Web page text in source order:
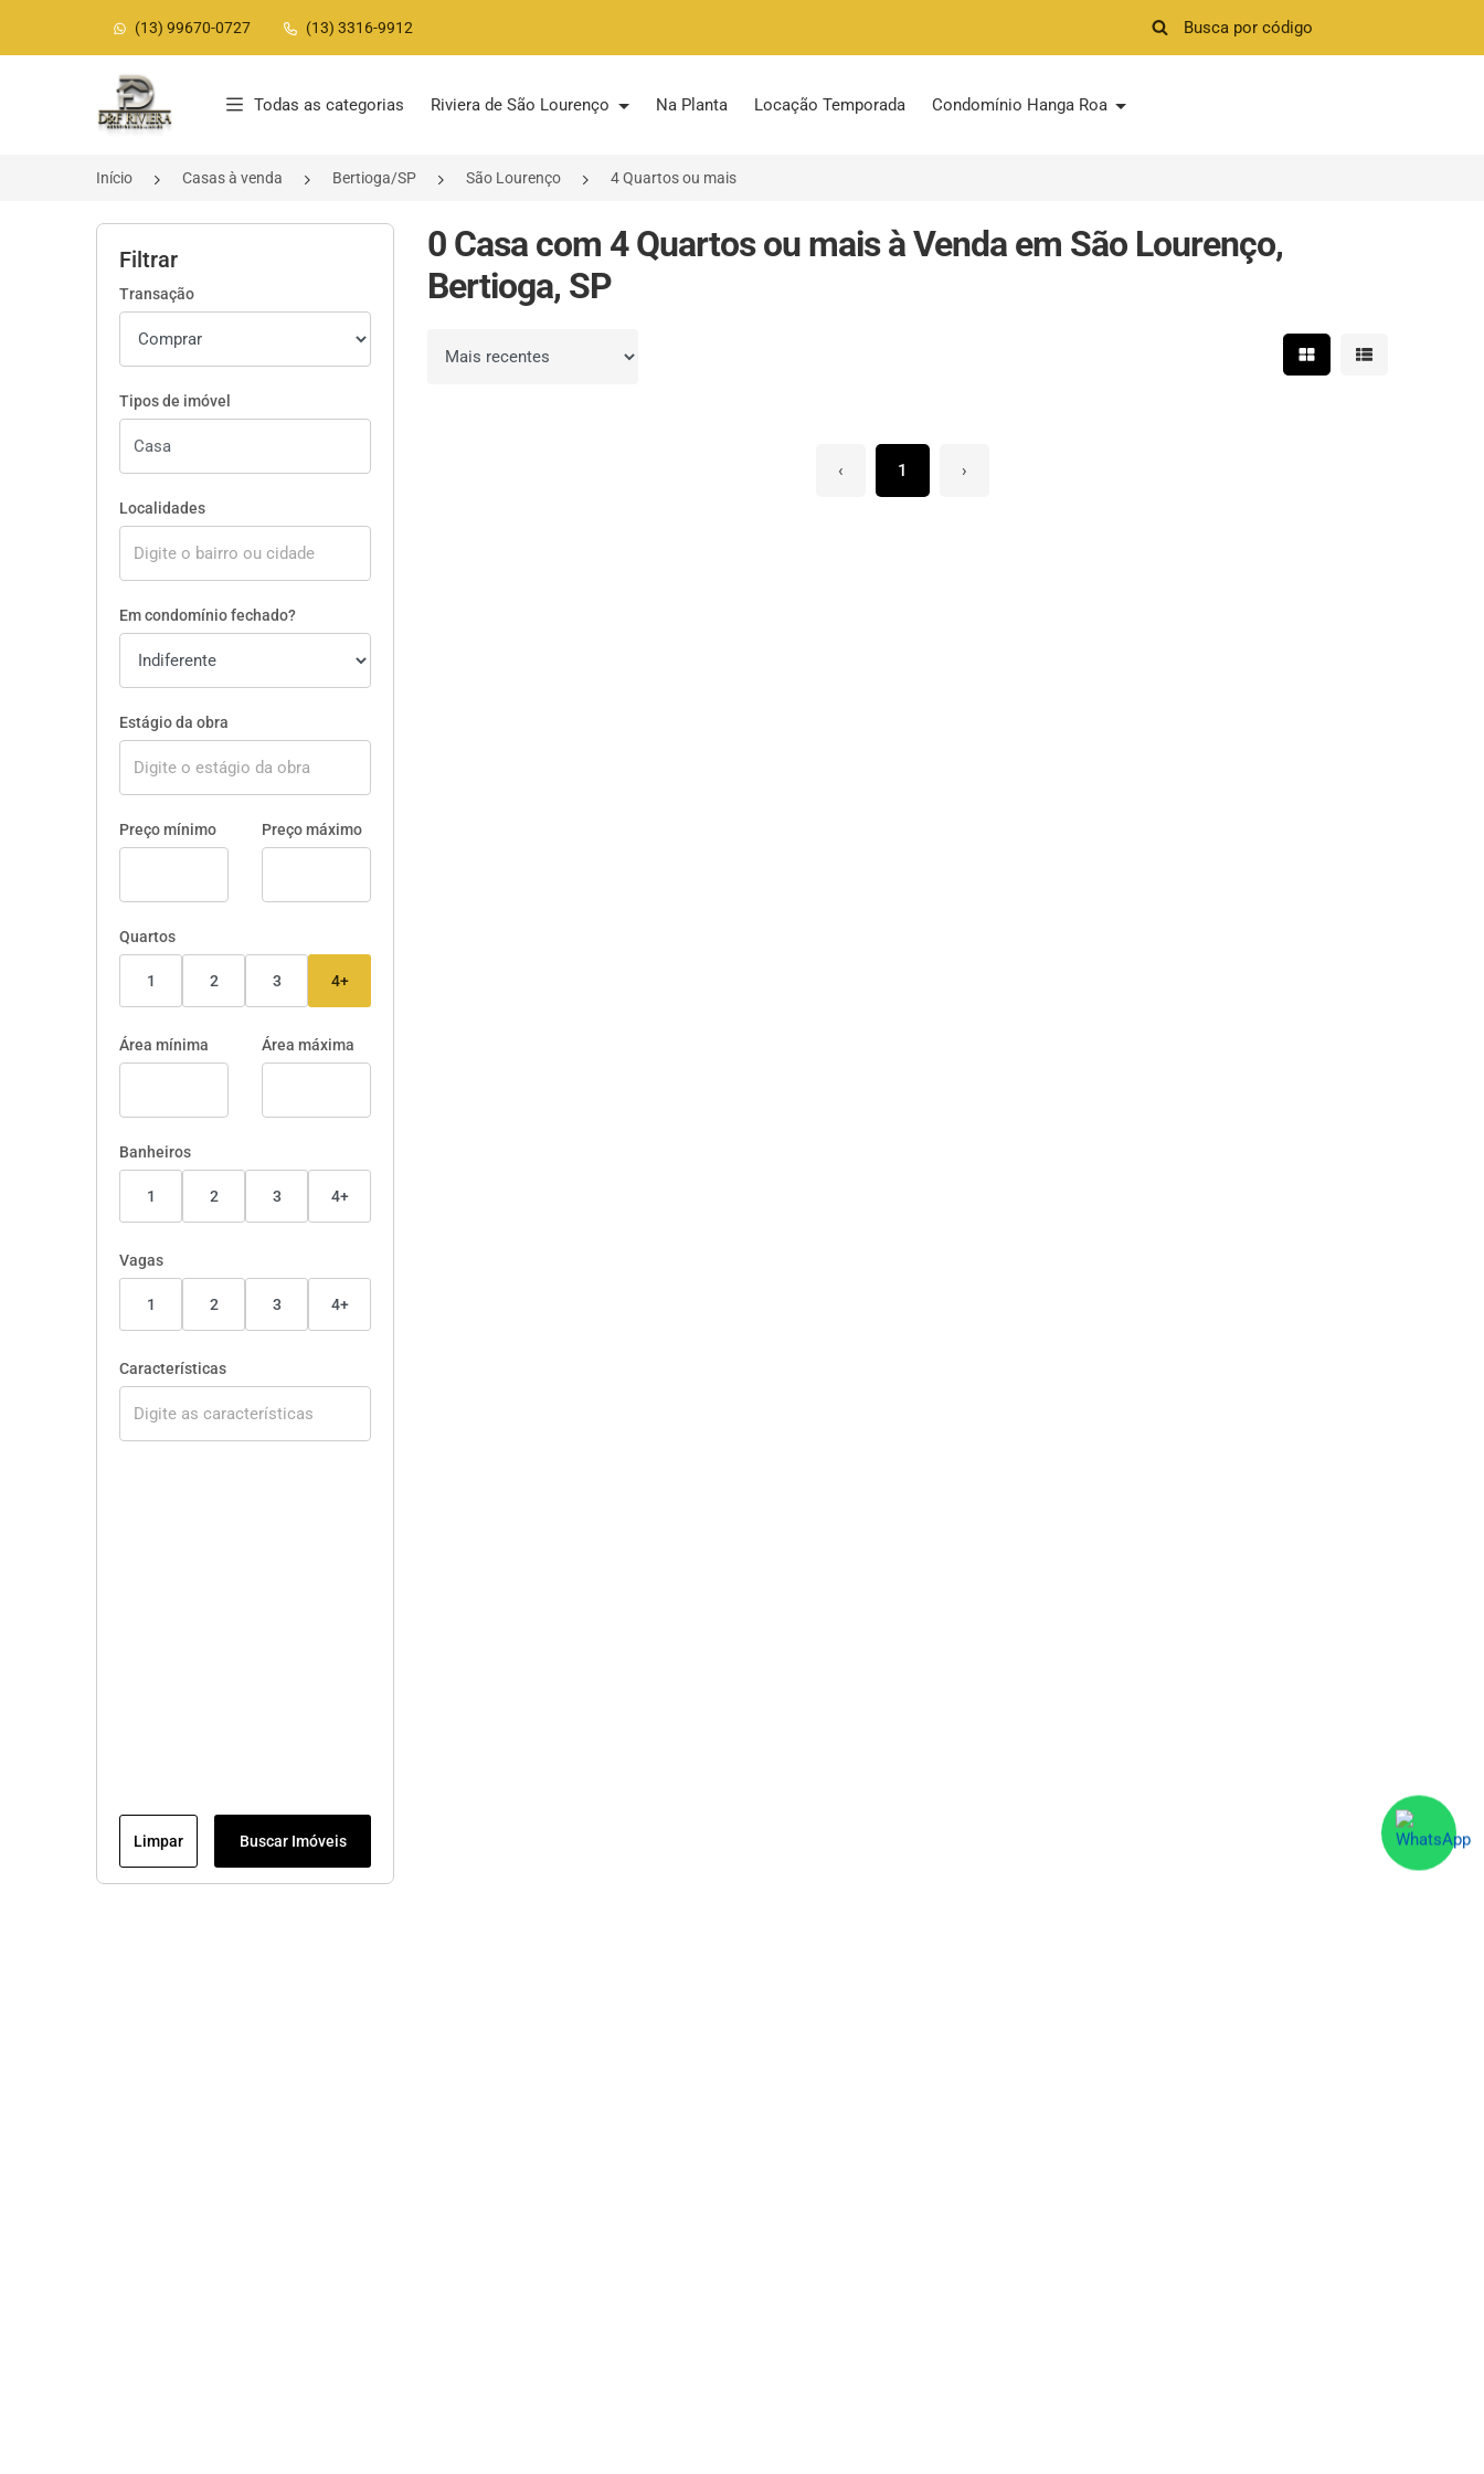
(13) 99670-0727 (13) 3316-9912
Página inicial
Todas as categorias Riviera de São Lourenço Na Planta Locação Temporada Condomínio Hanga Roa
Início Casas à venda Bertioga/SP São Lourenço 4 Quartos ou mais
Filtrar
Transação
Tipos de imóvel
Localidades
Em condomínio fechado?
Estágio da obra
Preço mínimo Preço máximo
Quartos
1 2 3 4+
Área mínima Área máxima
Banheiros
1 2 3 4+
Vagas
1 2 3 4+
Características
Limpar Buscar Imóveis
0 Casa com 4 Quartos ou mais à Venda em São Lourenço,
Bertioga, SP
Ordenar por Mostrar resultados em
Mostrar
‹ 1 ›